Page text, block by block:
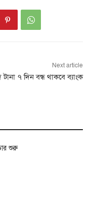
Next article
টানা ৭ দিন বন্ধ থাকবে ব্যাংক
শুরু